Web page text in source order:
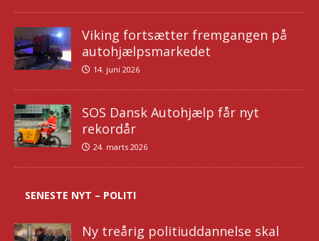
Viking fortsætter fremgangen på
autohjælpsmarkedet
14. juni 2026
SOS Dansk Autohjælp får nyt
rekordår
24. marts 2026
SENESTE NYT – POLITI
Ny treårig politiuddannelse skal